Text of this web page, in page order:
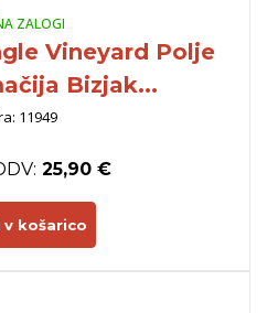
ZALOGI
Vineyard Polje
Bizjak...
11949
25,90 €
v košarico